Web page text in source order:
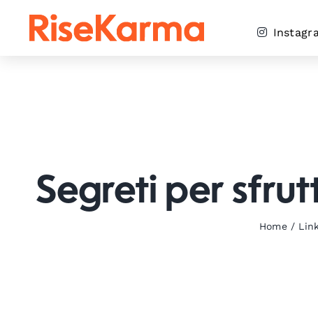
Segreti per
Home /